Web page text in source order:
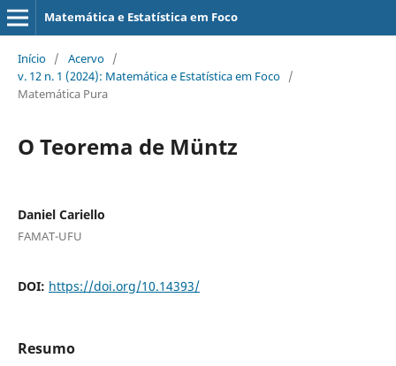
Matemática e Estatística em Foco
Início / Acervo /
v. 12 n. 1 (2024): Matemática e Estatística em Foco /
Matemática Pura
O Teorema de Müntz
Daniel Cariello
FAMAT-UFU
DOI: https://doi.org/10.14393/
Resumo